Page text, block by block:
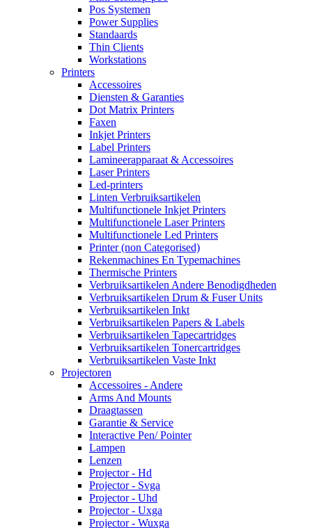
Pos Systemen
Power Supplies
Standaards
Thin Clients
Workstations
Printers
Accessoires
Diensten & Garanties
Dot Matrix Printers
Faxen
Inkjet Printers
Label Printers
Lamineerapparaat & Accessoires
Laser Printers
Led-printers
Linten Verbruiksartikelen
Multifunctionele Inkjet Printers
Multifunctionele Laser Printers
Multifunctionele Led Printers
Printer (non Categorised)
Rekenmachines En Typemachines
Thermische Printers
Verbruiksartikelen Andere Benodigdheden
Verbruiksartikelen Drum & Fuser Units
Verbruiksartikelen Inkt
Verbruiksartikelen Papers & Labels
Verbruiksartikelen Tapecartridges
Verbruiksartikelen Tonercartridges
Verbruiksartikelen Vaste Inkt
Projectoren
Accessoires - Andere
Arms And Mounts
Draagtassen
Garantie & Service
Interactive Pen/ Pointer
Lampen
Lenzen
Projector - Hd
Projector - Svga
Projector - Uhd
Projector - Uxga
Projector - Wuxga